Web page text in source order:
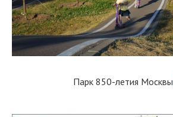
Парк 850-летия Москвы